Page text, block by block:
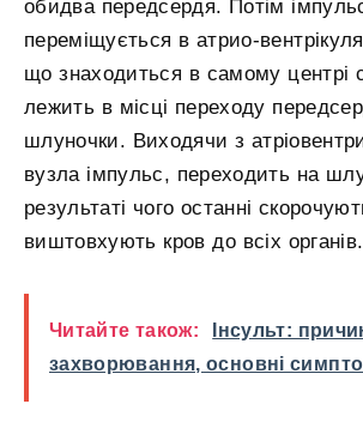
обидва передсердя. Потім
переміщується в атрио-
що знаходиться в самому центрі
лежить в місці переходу
шлуночки. Виходячи з
вузла імпульс, переходить на
результаті чого останні
виштовхують кров до всіх органів.
Читайте також:
Інсульт:
захворювання, основні